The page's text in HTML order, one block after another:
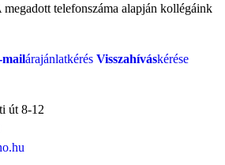
megadott telefonszáma alapján kollégáink
mailárajánlatkérés Visszahíváskérése
út 8-12